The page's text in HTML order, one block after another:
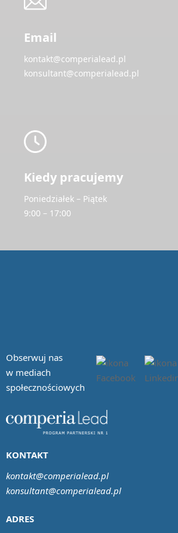
Email
kontakt@comperialead.pl
konsultant@comperialead.pl
Kiedy pracujemy
Poniedziałek – Piątek
9:00 – 17:00
Obserwuj nas
w mediach
społecznościowych
ADRES
KONTAKT
kontakt@comperialead.pl
konsultant@comperialead.pl